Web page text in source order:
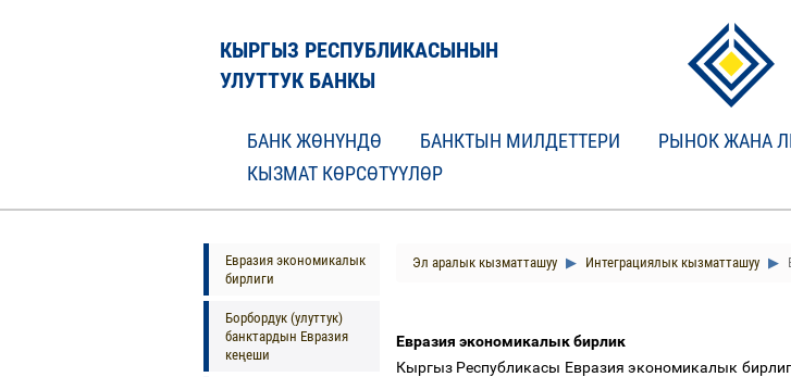
КЫРГЫЗ РЕСПУБЛИКАСЫНЫН
УЛУТТУК БАНКЫ
БАНК ЖӨНҮНДӨ БАНКТЫН МИЛДЕТТЕРИ РЫНОК ЖАНА
КЫЗМАТ КӨРСӨТҮҮЛӨР
Евразия экономикалык
бирлиги
Борбордук (улуттук)
банктардын Евразия
кеңеши
Эл аралык кызматташуу Интеграциялык кызматташуу
Евразия экономикалык бирлик
Кыргыз Республикасы Евразия экономикалык